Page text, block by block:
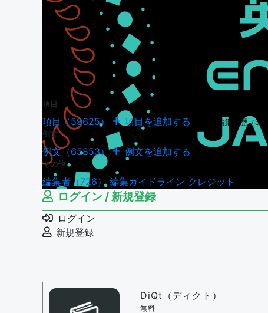
項目
項目（59625） 項目を追加する 項目の編集履歴（
例文
例文（65853） 例文を追加する
その他
編集者（726）編集ガイドライン クレジット
ログイン / 新規登録
ログイン
新規登録
DiQt（ディクト）
無料